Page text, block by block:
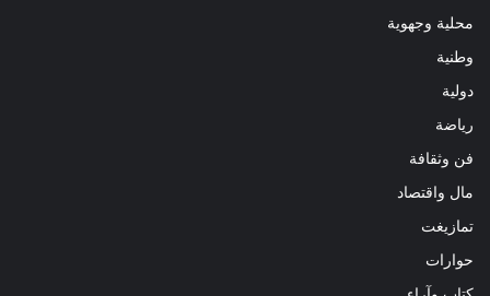
محلية وجهوية
وطنية
دولية
رياضة
فن وثقافة
مال واقتصاد
تمازيغت
حوارات